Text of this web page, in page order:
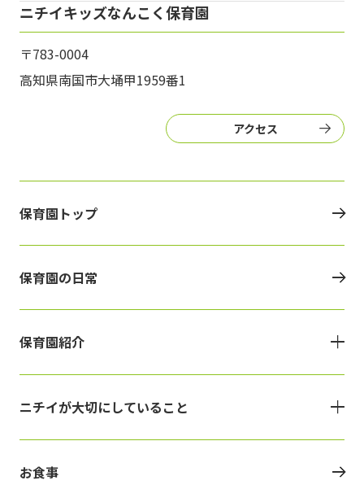
ニチイキッズなんこく保育園
〒783-0004
高知県南国市大埇甲1959番1
アクセス
保育園トップ
保育園の日常
保育園紹介
ニチイが大切にしていること
お食事